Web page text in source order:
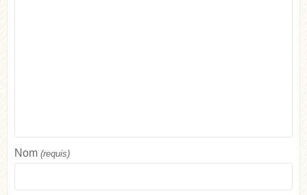
Nom (requis)